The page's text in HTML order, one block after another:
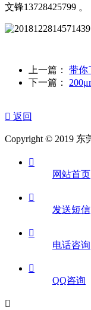
文锋13728425799 。
上一篇： 带你
下一篇：
 返回
Copyright © 2019 东

网站首页

发送短信

电话咨询

QQ咨询
